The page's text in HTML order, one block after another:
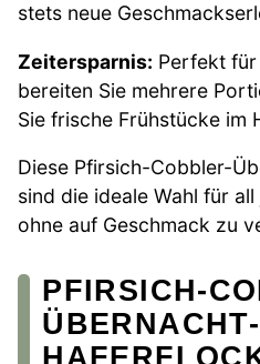
stets neue
Zeitersparnis: Perfekt
bereiten Sie mehrere
Sie frische Frühstücke im
Diese Pfirsich-Cobbler-
sind die ideale Wahl für
ohne auf Geschmack zu
PFIRSICH-
ÜBERNACHT-